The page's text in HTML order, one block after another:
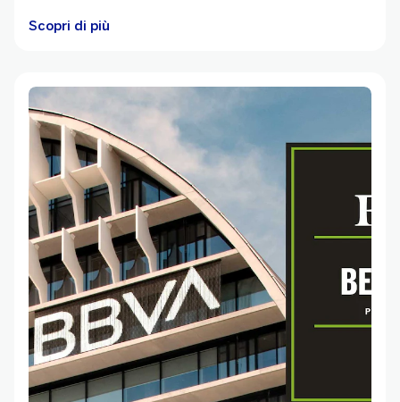
Scopri di più